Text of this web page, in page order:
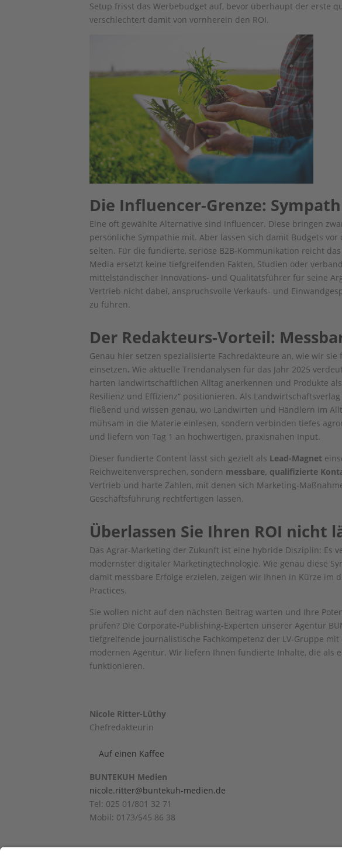
Setup frisst das Werbebudget auf, bevor überhaupt der erste
verschlechtert damit von vornherein den ROI.
Die Influencer-Grenze:
Eine oft gewählte Alternative sind Influencer. Diese bringen
persönliche Sympathie mit. Aber lassen sich damit Budgets
selten. Für die fundierte, seriöse B2B-Kommunikation reicht
Media ersetzt keine tiefgreifenden Fakten, Studien oder
mittelständischer Innovations- und Qualitätsführer für seine
Vertrieb nicht dabei, anspruchsvolle Verkaufs- und
zu führen.
Der Redakteurs-Vorteil:
Genau hier setzen spezialisierte Fachredakteure an, wie wir
einsetzen. Wie aktuelle Trendanalysen für das Jahr 2025
harten landwirtschaftlichen Alltag anerkennen und Produkte
Resilienz und Effizienz“ positionieren. Als
fließend und wissen genau, wo Landwirten und Händlern im
mühsam in die Materie einlesen, sondern verbinden tiefes
und liefern von Tag 1 an hochwertigen, praxisnahen Input.
Dieser fundierte Content lässt sich gezielt als Lead-Magnet
Reichweitenversprechen, sondern messbare, qualifizierte
Vertrieb und harte Zahlen, mit denen sich Marketing-
Geschäftsführung rechtfertigen lassen.
Überlassen Sie Ihren ROI nicht
Das Agrar-Marketing der Zukunft ist eine hybride Disziplin: Es
modernster digitaler Marketingtechnologie. Wie genau diese
damit messbare Erfolge erzielen, zeigen wir Ihnen in Kürze im
Practices.
Sie wollen nicht auf den nächsten Beitrag warten und Ihre
prüfen? Die Corporate-Publishing-Experten unserer Agentur
tiefgreifende journalistische Fachkompetenz der LV-Gruppe
modernen Agentur. Wir liefern Ihnen fundierte Inhalte, die als
funktionieren.
Nicole Ritter-Lüthy
Chefredakteurin
Auf einen Kaffee
BUNTEKUH Medien
nicole.ritter@buntekuh-medien.de
Tel: 025 01/801 32 71
Mobil: 0173/545 86 38